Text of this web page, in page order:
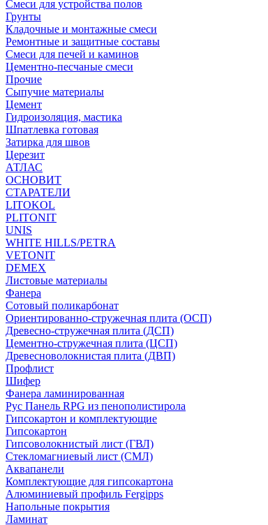
Смеси для устройства полов
Грунты
Кладочные и монтажные смеси
Ремонтные и защитные составы
Смеси для печей и каминов
Цементно-песчаные смеси
Прочие
Сыпучие материалы
Цемент
Гидроизоляция, мастика
Шпатлевка готовая
Затирка для швов
Церезит
АТЛАС
ОСНОВИТ
СТАРАТЕЛИ
LITOKOL
PLITONIT
UNIS
WHITE HILLS/PETRA
VETONIT
DEMEX
Листовые материалы
Фанера
Сотовый поликарбонат
Ориентированно-стружечная плита (ОСП)
Древесно-стружечная плита (ДСП)
Цементно-стружечная плита (ЦСП)
Древесноволокнистая плита (ДВП)
Профлист
Шифер
Фанера ламинированная
Рус Панель RPG из пенополистирола
Гипсокартон и комплектующие
Гипсокартон
Гипсоволокнистый лист (ГВЛ)
Стекломагниевый лист (СМЛ)
Аквапанели
Комплектующие для гипсокартона
Алюминиевый профиль Fergipps
Напольные покрытия
Ламинат